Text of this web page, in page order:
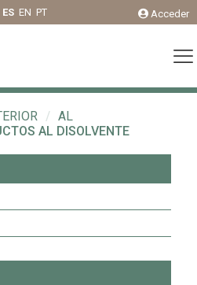
ES EN PT Acceder
/ AL
AL DISOLVENTE